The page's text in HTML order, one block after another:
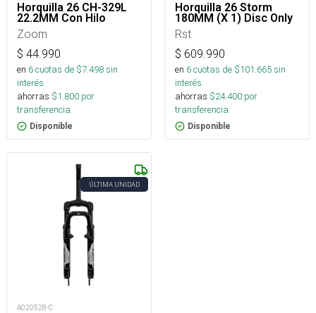
Horquilla 26 CH-329L
22.2MM Con Hilo
Zoom
$ 44.990
en 6cuotas de $7.498sin
interés
ahorras $1.800 por
transferencia.
Disponible
Horquilla 26 Storm
180MM (X 1) Disc Only
Rst
$ 609.990
en 6cuotas de $101.665sin
interés
ahorras $24.400 por
transferencia.
Disponible
ÚLTIMA UNIDAD
A020528-C